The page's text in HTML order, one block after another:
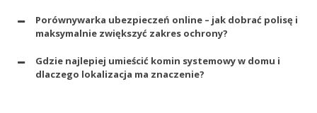
Porównywarka ubezpieczeń online – jak dobrać polisę i
maksymalnie zwiększyć zakres ochrony?
Gdzie najlepiej umieścić komin systemowy w domu i
dlaczego lokalizacja ma znaczenie?